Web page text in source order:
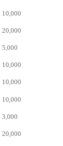
10,000
20,000
5,000
10,000
10,000
10,000
3,000
20,000